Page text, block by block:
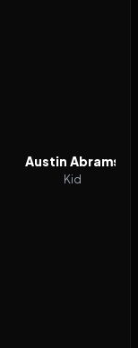
Austin Abrams
Kid